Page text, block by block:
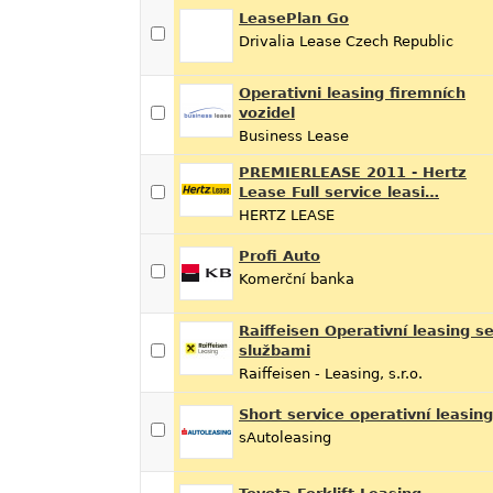
LeasePlan Go
Drivalia Lease Czech Republic
Operativni leasing firemních
vozidel
Business Lease
PREMIERLEASE 2011 - Hertz
Lease Full service leasi…
HERTZ LEASE
Profi Auto
Komerční banka
Raiffeisen Operativní leasing se
službami
Raiffeisen - Leasing, s.r.o.
Short service operativní leasing
sAutoleasing